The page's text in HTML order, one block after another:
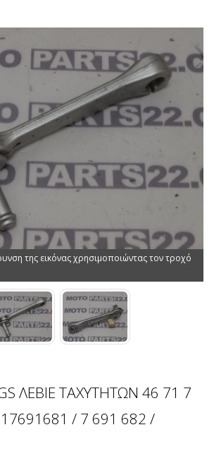
της εικόνας χρησιμοποιώντας τον τροχό
ΛΕΒΙΕ ΤΑΧΥΤΗΤΩΝ 46 71 7
/ 7 691 682 /